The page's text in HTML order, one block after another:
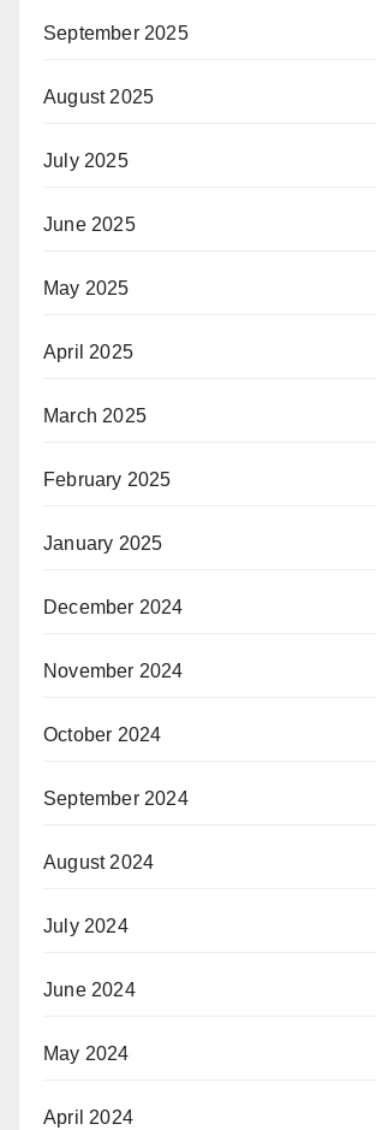
September 2025
August 2025
July 2025
June 2025
May 2025
April 2025
March 2025
February 2025
January 2025
December 2024
November 2024
October 2024
September 2024
August 2024
July 2024
June 2024
May 2024
April 2024